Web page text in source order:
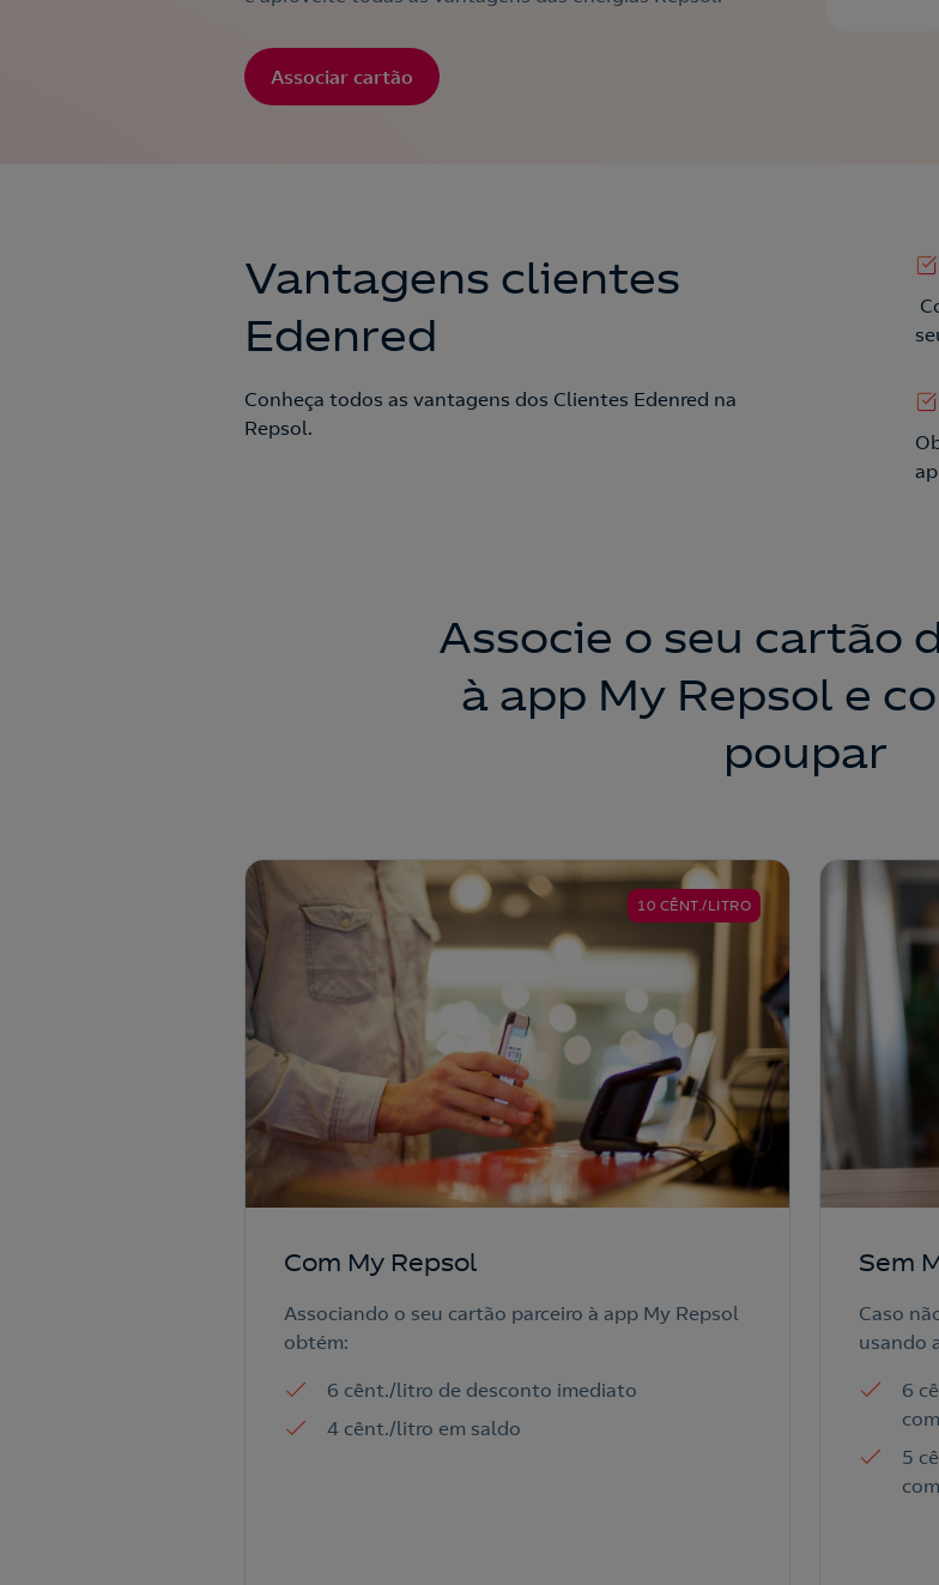
Associar cartão
Vantagens clientes
Edenred
Conheça todos as vantagens dos Clientes Edenred na
Repsol.
Associe o seu cartão
à app My Repsol e
poupar
Com My Repsol
Associando o seu cartão parceiro à app My Repsol
obtém:
6 cênt./litro de desconto imediato
4 cênt./litro em saldo
10 CÊNT./LITRO
Sem
Caso
usando
6
5